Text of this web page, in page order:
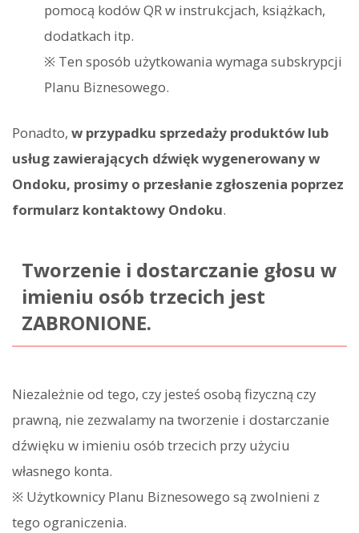
pomocą kodów QR w instrukcjach, książkach,
dodatkach itp.
※ Ten sposób użytkowania wymaga subskrypcji
Planu Biznesowego.
Ponadto, w przypadku sprzedaży produktów lub
usług zawierających dźwięk wygenerowany w
Ondoku, prosimy o przesłanie zgłoszenia poprzez
formularz kontaktowy Ondoku.
Tworzenie i dostarczanie głosu w
imieniu osób trzecich jest
ZABRONIONE.
Niezależnie od tego, czy jesteś osobą fizyczną czy
prawną, nie zezwalamy na tworzenie i dostarczanie
dźwięku w imieniu osób trzecich przy użyciu
własnego konta.
※ Użytkownicy Planu Biznesowego są zwolnieni z
tego ograniczenia.